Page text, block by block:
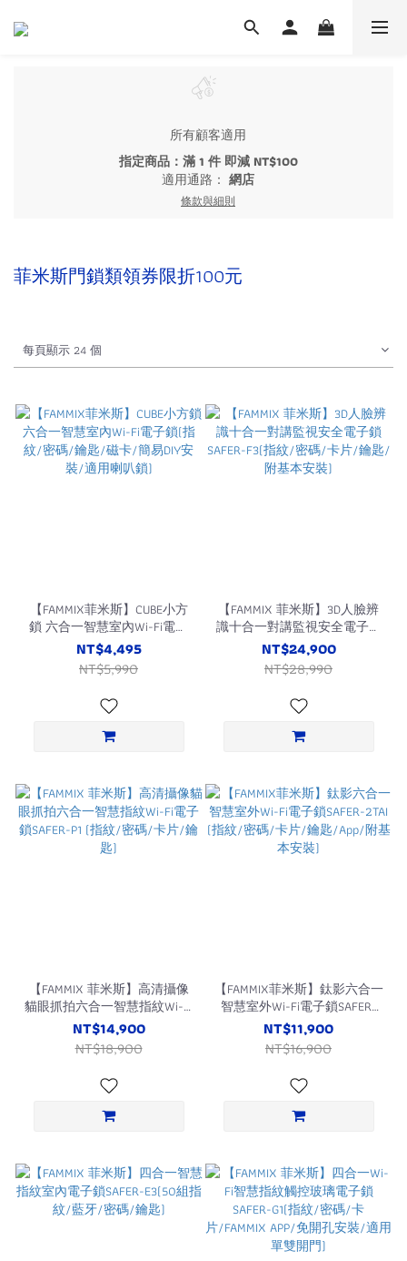
所有顧客適用
指定商品：滿 1 件 即減 NT$100
適用通路： 網店
條款與細則
菲米斯門鎖類領券限折100元
每頁顯示 24 個
【FAMMIX菲米斯】CUBE小方
鎖 六合一智慧室內Wi-Fi電子
鎖(指紋/密碼/鑰匙/磁卡/簡
易DIY安裝/適用喇叭鎖)
NT$4,495
NT$5,990
【FAMMIX 菲米斯】3D人臉辨
識十合一對講監視安全電子鎖
SAFER-F3(指紋/密碼/卡片/鑰
匙/附基本安裝)
NT$24,900
NT$28,990
【FAMMIX 菲米斯】高清攝像
貓眼抓拍六合一智慧指紋Wi-Fi
電子鎖SAFER-P1 (指紋/密碼/
卡片/鑰匙)
NT$14,900
NT$18,900
【FAMMIX菲米斯】鈦影六合一
智慧室外Wi-Fi電子鎖SAFER-
2TAI (指紋/密碼/卡片/鑰
匙/App/附基本安裝)
NT$11,900
NT$16,900